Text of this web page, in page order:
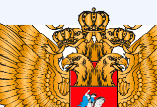
(типовой)
ЕГЭ / База / 09
/ 153